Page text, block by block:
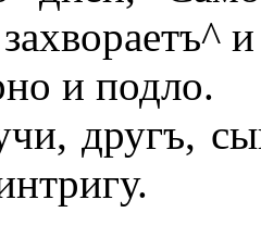
и подло.
другъ,